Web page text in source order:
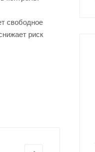
свободное
риск